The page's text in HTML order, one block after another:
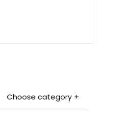
Choose category